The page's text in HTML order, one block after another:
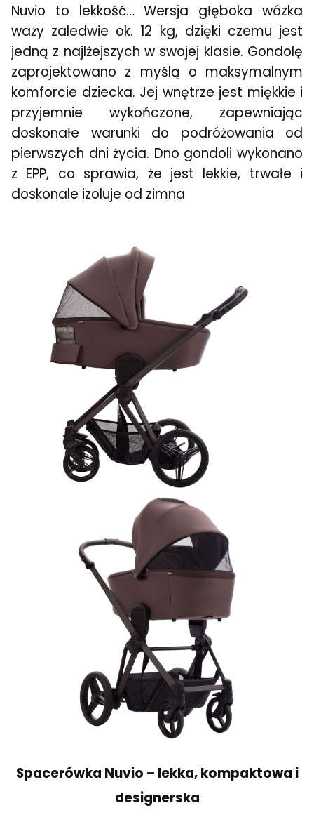
Nuvio to lekkość… Wersja głęboka wózka
waży zaledwie ok. 12 kg, dzięki czemu jest
jedną z najlżejszych w swojej klasie. Gondolę
zaprojektowano z myślą o maksymalnym
komforcie dziecka. Jej wnętrze jest miękkie i
przyjemnie wykończone, zapewniając
doskonałe warunki do podróżowania od
pierwszych dni życia. Dno gondoli wykonano
z EPP, co sprawia, że jest lekkie, trwałe i
doskonale izoluje od zimna
Spacerówka Nuvio – lekka, kompaktowa i
designerska